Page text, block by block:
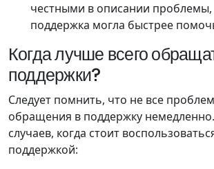
честными в описании
поддержка могла быстрее
Когда лучше всего
поддержки?
Следует помнить, что не все
обращения в поддержку
случаев, когда стоит
поддержкой: